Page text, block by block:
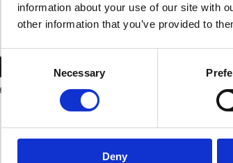
information about your use of our site with
other information that you’ve provided to
Consent
Necessary
Deny